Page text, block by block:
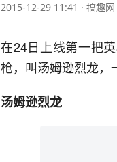
2015-12-29 11:41 · 搞趣网
在24日上线第一把
枪，叫汤姆逊烈龙，
汤姆逊烈龙